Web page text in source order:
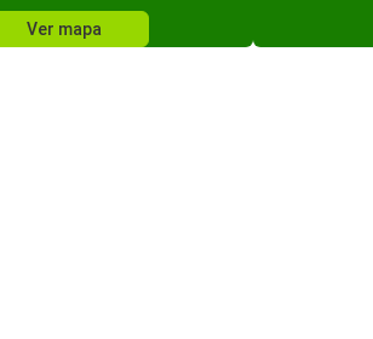
Ver mapa